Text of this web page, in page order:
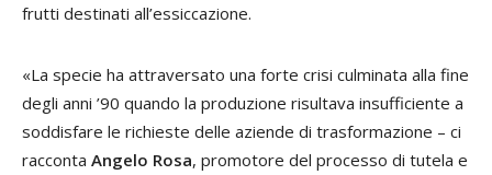
frutti destinati all’essiccazione.
«La specie ha attraversato una forte crisi culminata alla fine
degli anni ’90 quando la produzione risultava insufficiente a
soddisfare le richieste delle aziende di trasformazione – ci
racconta Angelo Rosa, promotore del processo di tutela e